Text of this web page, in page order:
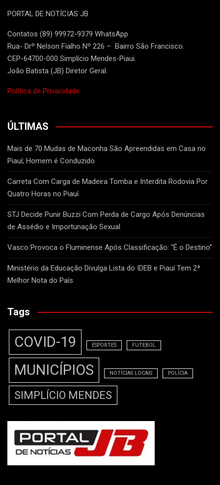
PORTAL DE NOTÍCIAS JB
Contatos (89) 99972-9379 WhatsApp
Rua- Drº Nelson Fialho Nº 226 – Bairro São Francisco.
CEP-64700-000 Simplício Mendes-Piaui.
João Batista (JB) Diretor Geral.
Política de Privacidade.
ÚLTIMAS
Mais de 70 Mudas de Maconha São Apreendidas em Casa no
Piauí; Homem é Conduzido
Carreta Com Carga de Madeira Tomba e Interdita Rodovia Por
Quatro Horas no Piauí
STJ Decide Punir Buzzi Com Perda de Cargo Após Denúncias
de Assédio e Importunação Sexual
Vasco Provoca o Fluminense Após Classificação: “É o Destino”
Ministério da Educação Divulga Lista do IDEB e Piauí Tem 2ª
Melhor Nota do País
Tags
COVID-19 ESPORTES FUTEBOL
MUNICÍPIOS NOTÍCIAS LOCAIS POLÍCIA
SIMPLÍCIO MENDES